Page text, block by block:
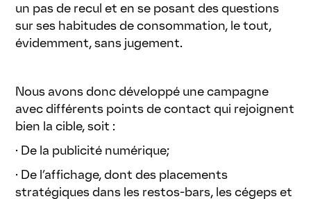
un pas de recul et en se posant des questions
sur ses habitudes de consommation, le tout,
évidemment, sans jugement.
Nous avons donc développé une campagne
avec différents points de contact qui rejoignent
bien la cible, soit :
· De la publicité numérique;
· De l’affichage, dont des placements
stratégiques dans les restos-bars, les cégeps et